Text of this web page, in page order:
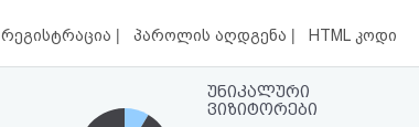
რეგისტრაცია | პაროლის აღდგენა | HTML კოდი
უნიკალური
ვიზიტორები